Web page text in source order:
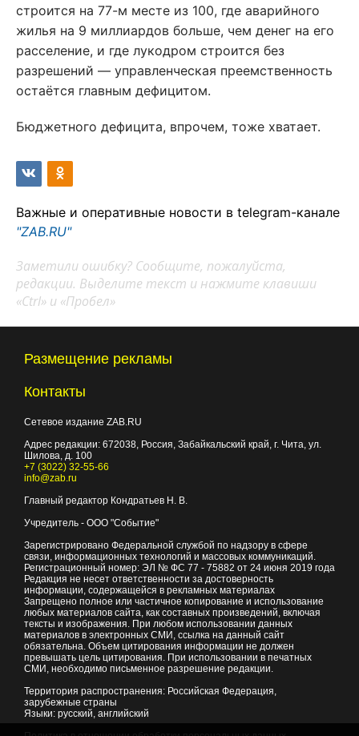
строится на 77-м месте из 100, где аварийного
жилья на 9 миллиардов больше, чем денег на его
расселение, и где лукодром строится без
разрешений — управленческая преемственность
остаётся главным дефицитом.
Бюджетного дефицита, впрочем, тоже хватает.
Важные и оперативные новости в telegram-канале
"ZAB.RU"
Заметили ошибку? Сообщите, пожалуйста,
редакции. Выделите текст и нажмите клавиши
«Ctrl» и «Пробел»
Размещение рекламы
Контакты
Сетевое издание ZAB.RU
Адрес редакции: 672038, Россия, Забайкальский край, г. Чита, ул.
Шилова, д. 100
+7 (3022) 32-55-66
info@zab.ru
Главный редактор Кондратьев Н. В.
Учредитель - ООО "Событие"
Зарегистрировано Федеральной службой по надзору в сфере
связи, информационных технологий и массовых коммуникаций.
Регистрационный номер: ЭЛ № ФС 77 - 75882 от 24 июня 2019 года
Редакция не несет ответственности за достоверность
информации, содержащейся в рекламных материалах
Запрещено полное или частичное копирование и использование
любых материалов сайта, как составных произведений, включая
тексты и изображения. При любом использовании данных
материалов в электронных СМИ, ссылка на данный сайт
обязательна. Объем цитирования информации не должен
превышать цель цитирования. При использовании в печатных
СМИ, необходимо письменное разрешение редакции.
Территория распространения: Российская Федерация,
зарубежные страны
Языки: русский, английский